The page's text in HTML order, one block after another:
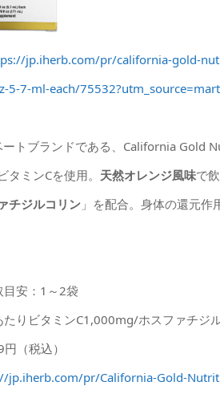
jp.iherb.com/pr/california-gold-
5-7-ml-each/
トブランドである、California Gold
ミンCを使用。 天然オレンジ風味で
チジルコリン 」を配合。身体の還元
目安：1～2袋
りビタミンC1,000mg/ホスファチジ
（税込）
jp.iherb.com/pr/California-Gold-